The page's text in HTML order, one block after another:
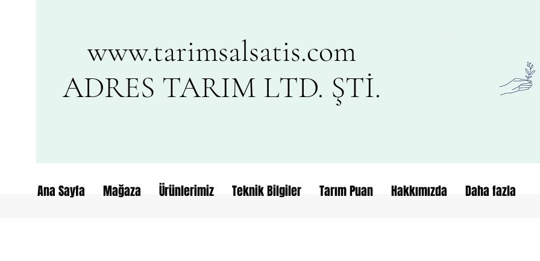
www.tarimsalsatis.com
ADRES TARIM LTD. ŞTİ.
Ana Sayfa Mağaza Ürünlerimiz Teknik Bilgiler Tarım Puan Hakkımızda Daha fazla